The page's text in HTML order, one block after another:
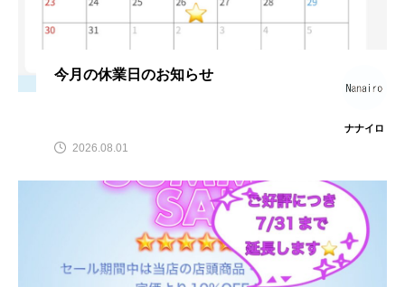
今月の休業日のお知らせ
ナナイロ
2026.08.01